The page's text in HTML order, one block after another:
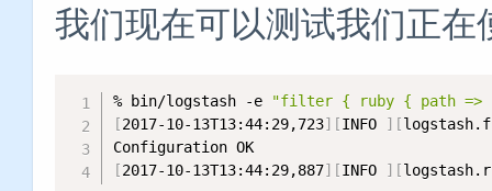
我们现在可以测试我们正
% bin/logstash -e
"filter { ruby { path => '/
[2017-10-13T13:44:29,723] [INFO ] [
[2017-10-13T13:44:29,887] [INFO ] [